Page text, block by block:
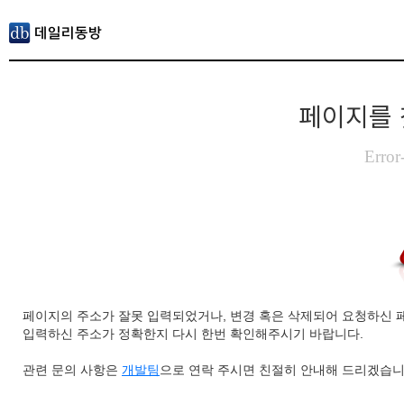
페이지를
페이지의 주소가 잘못 입력되었거나, 변경 혹은 삭제되어 요청하신
입력하신 주소가 정확한지 다시 한번 확인해주시기 바랍니다.
관련 문의 사항은 개발팀 으로 연락 주시면 친절히 안내해 드리겠습